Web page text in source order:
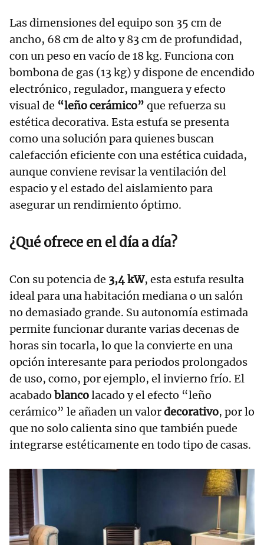
Las dimensiones del equipo son 35 cm de
ancho, 68 cm de alto y 83 cm de profundidad,
con un peso en vacío de 18 kg. Funciona con
bombona de gas (13 kg) y dispone de encendido
electrónico, regulador, manguera y efecto
visual de “leño cerámico” que refuerza su
estética decorativa. Esta estufa se presenta
como una solución para quienes buscan
calefacción eficiente con una estética cuidada,
aunque conviene revisar la ventilación del
espacio y el estado del aislamiento para
asegurar un rendimiento óptimo.
¿Qué ofrece en el día a día?
Con su potencia de 3,4 kW, esta estufa resulta
ideal para una habitación mediana o un salón
no demasiado grande. Su autonomía estimada
permite funcionar durante varias decenas de
horas sin tocarla, lo que la convierte en una
opción interesante para periodos prolongados
de uso, como, por ejemplo, el invierno frío. El
acabado blancolacado y el efecto “leño
cerámico” le añaden un valordecorativo, por lo
que no solo calienta sino que también puede
integrarse estéticamente en todo tipo de casas.